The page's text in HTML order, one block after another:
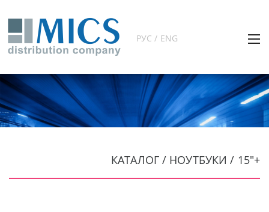
РУС / ENG
КАТАЛОГ / НОУТБУКИ / 15"+